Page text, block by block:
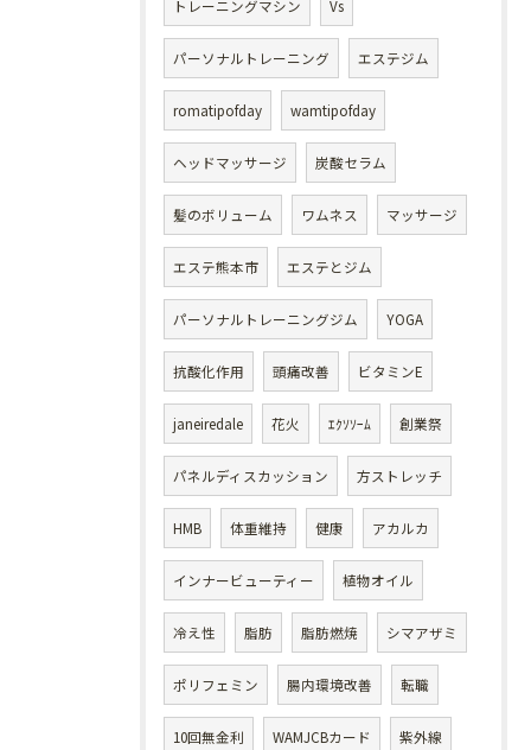
トレーニングマシン Vs
パーソナルトレーニング エステジム
romatipofday wamtipofday
ヘッドマッサージ 炭酸セラム
髪のボリューム ワムネス マッサージ
エステ熊本市 エステとジム
パーソナルトレーニングジム YOGA
抗酸化作用 頭痛改善 ビタミンE
janeiredale 花火 ｴｸｿｿｰﾑ 創業祭
パネルディスカッション 方ストレッチ
HMB 体重維持 健康 アカルカ
インナービューティー 植物オイル
冷え性 脂肪 脂肪燃焼 シマアザミ
ポリフェミン 腸内環境改善 転職
10回無金利 WAMJCBカード 紫外線